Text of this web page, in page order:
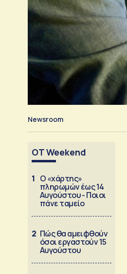
Newsroom
OT Weekend
1 Ο «χάρτης»
πληρωμών έως 14
Αυγούστου - Ποιοι
πάνε ταμείο
2 Πώς θα αμειφθούν
όσοι εργαστούν 15
Αυγούστου